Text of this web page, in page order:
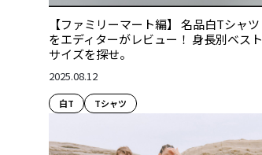
【ファミリーマート編】 名品白Tシャツ
をエディターがレビュー！ 身長別ベスト
サイズを探せ。
2025.08.12
白T Tシャツ